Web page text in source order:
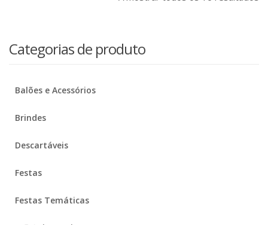
Categorias de produto
Balões e Acessórios
Brindes
Descartáveis
Festas
Festas Temáticas